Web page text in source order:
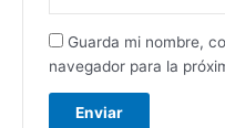
Guarda mi nombre,
navegador para la